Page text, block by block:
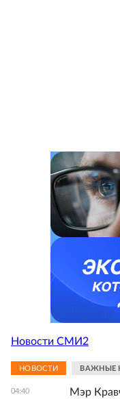
Новости СМИ2
НОВОСТИ ВАЖНЫЕ
04:40
Мэр